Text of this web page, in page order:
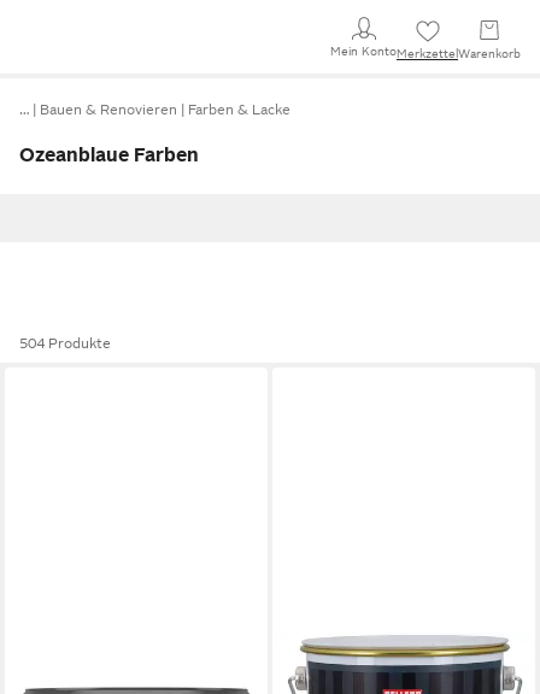
Mein KontoMerkzettel Warenkorb
… Bauen & Renovieren Farben & Lacke
Ozeanblaue Farben
504 Produkte
Wandfarbe Design-